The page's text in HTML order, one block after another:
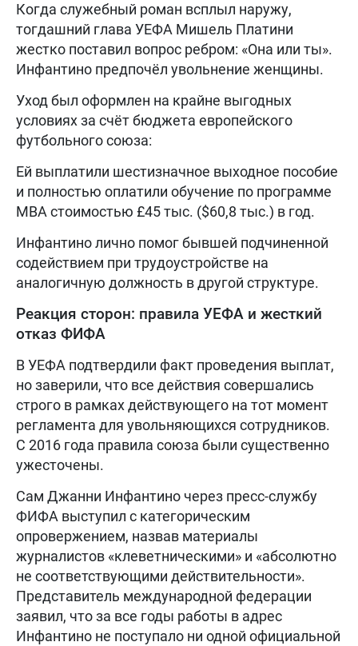
Когда служебный роман всплыл наружу,
тогдашний глава УЕФА Мишель Платини
жестко поставил вопрос ребром: «Она или ты».
Инфантино предпочёл увольнение женщины.
Уход был оформлен на крайне выгодных
условиях за счёт бюджета европейского
футбольного союза:
Ей выплатили шестизначное выходное пособие
и полностью оплатили обучение по программе
MBA стоимостью £45 тыс. ($60,8 тыс.) в год.
Инфантино лично помог бывшей подчиненной
содействием при трудоустройстве на
аналогичную должность в другой структуре.
Реакция сторон: правила УЕФА и жесткий
отказ ФИФА
В УЕФА подтвердили факт проведения выплат,
но заверили, что все действия совершались
строго в рамках действующего на тот момент
регламента для увольняющихся сотрудников.
С 2016 года правила союза были существенно
ужесточены.
Сам Джанни Инфантино через пресс-службу
ФИФА выступил с категорическим
опровержением, назвав материалы
журналистов «клеветническими» и «абсолютно
не соответствующими действительности».
Представитель международной федерации
заявил, что за все годы работы в адрес
Инфантино не поступало ни одной официальной